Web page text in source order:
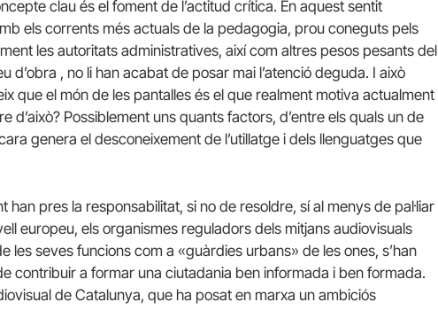
clau és el foment de l’actitud crítica. En aquest sentit
els corrents més actuals de la pedagogia, prou coneguts pels
les autoritats administratives, així com altres pesos pesants del
d’obra , no li han acabat de posar mai l’atenció deguda. I això
que el món de les pantalles és el que realment motiva actualment
d’això? Possiblement uns quants factors, d’entre els quals un de
genera el desconeixement de l’utillatge i dels llenguatges que
pres la responsabilitat, si no de resoldre, sí al menys de pal·liar
europeu, els organismes reguladors dels mitjans audiovisuals
les seves funcions com a «guàrdies urbans» de les ones, s’han
contribuir a formar una ciutadania ben informada i ben formada.
de Catalunya, que ha posat en marxa un ambiciós